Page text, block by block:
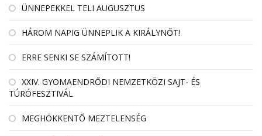
ÜNNEPEKKEL TELI AUGUSZTUS
HÁROM NAPIG ÜNNEPLIK A KIRÁLYNŐT!
ERRE SENKI SE SZÁMÍTOTT!
XXIV. GYOMAENDRŐDI NEMZETKÖZI SAJT- ÉS
TÚRÓFESZTIVÁL
MEGHÖKKENTŐ MEZTELENSÉG